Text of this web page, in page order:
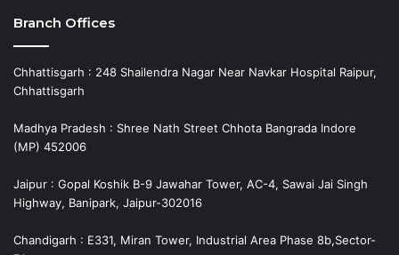
Branch Offices
Chhattisgarh : 248 Shailendra Nagar Near Navkar Hospital Raipur,
Chhattisgarh
Madhya Pradesh : Shree Nath Street Chhota Bangrada Indore
(MP) 452006
Jaipur : Gopal Koshik B-9 Jawahar Tower, AC-4, Sawai Jai Singh
Highway, Banipark, Jaipur-302016
Chandigarh : E331, Miran Tower, Industrial Area Phase 8b,Sector-